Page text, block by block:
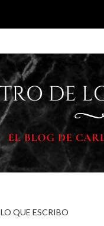
LO QUE ESCRIBO